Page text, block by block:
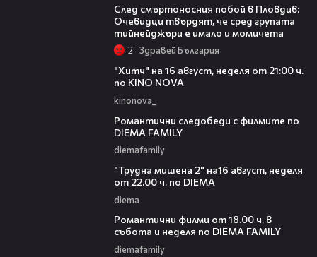
След смъртоносния побой в Пловдив:
Очевидци твърдят, че сред групата
тийнейджъри е имало и момичета
2 Здравей България
"Хитч" на 16 август, неделя от 21:00 ч.
по KINO NOVA
kinonova_
Романтични следобеди с филмите по
DIEMA FAMILY
diemafamily
"Трудна мишена 2" на16 август, неделя
от 22.00 ч. по DIEMA
diema
Романтични филми от 18.00 ч. в
събота и неделя по DIEMA FAMILY
diemafamily